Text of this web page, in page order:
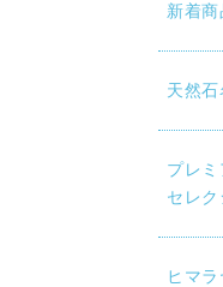
新着商
天然
プレ
セレ
ヒマ